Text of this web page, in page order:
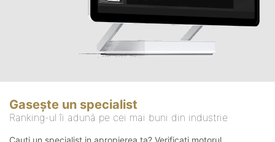
Gasește un specialist
Ranking-ul îi adună pe cei mai buni din industrie
Cauți un specialist in apropierea ta? Verificați motorul